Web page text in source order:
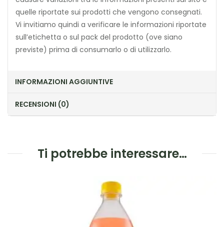
quelle riportate sui prodotti che vengono consegnati.
Vi invitiamo quindi a verificare le informazioni riportate
sull’etichetta o sul pack del prodotto (ove siano
previste) prima di consumarlo o di utilizzarlo.
INFORMAZIONI AGGIUNTIVE
RECENSIONI (0)
Ti potrebbe interessare…